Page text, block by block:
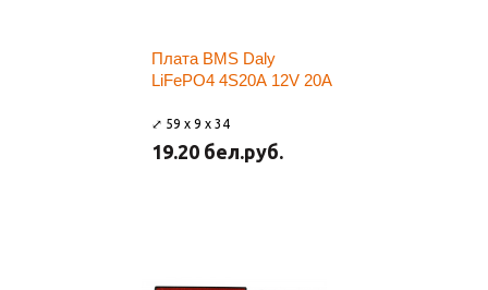
Плата BMS Daly
LiFePO4 4S20A 12V 20A
⤢ 59 x 9 x 34
19.20 бел.руб.